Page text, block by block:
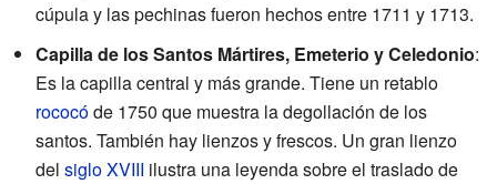
cúpula y las pechinas fueron hechos entre 1711 y 1713.
Capilla de los Santos Mártires, Emeterio y Celedonio:
Es la capilla central y más grande. Tiene un retablo
rococóde 1750 que muestra la degollación de los
santos. También hay lienzos y frescos. Un gran lienzo
del siglo XVIII ilustra una leyenda sobre el traslado de